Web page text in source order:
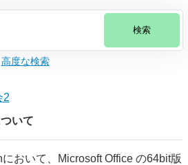
検索
高度な検索
2
いて
おいて、Microsoft Office の64bit版